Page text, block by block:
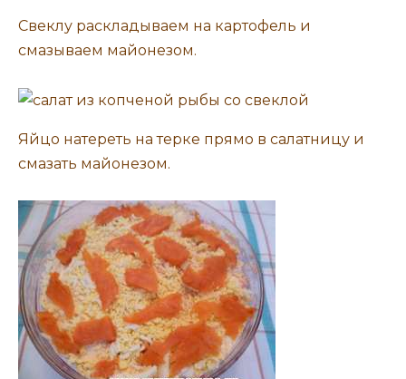
Свеклу раскладываем на картофель и
смазываем майонезом.
Яйцо натереть на терке прямо в салатницу и
смазать майонезом.